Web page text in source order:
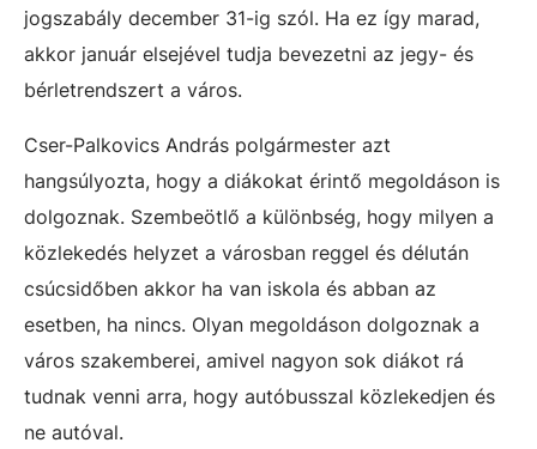
jogszabály december 31-ig szól. Ha ez így marad,
akkor január elsejével tudja bevezetni az jegy- és
bérletrendszert a város.
Cser-Palkovics András polgármester azt
hangsúlyozta, hogy a diákokat érintő megoldáson is
dolgoznak. Szembeötlő a különbség, hogy milyen a
közlekedés helyzet a városban reggel és délután
csúcsidőben akkor ha van iskola és abban az
esetben, ha nincs. Olyan megoldáson dolgoznak a
város szakemberei, amivel nagyon sok diákot rá
tudnak venni arra, hogy autóbusszal közlekedjen és
ne autóval.